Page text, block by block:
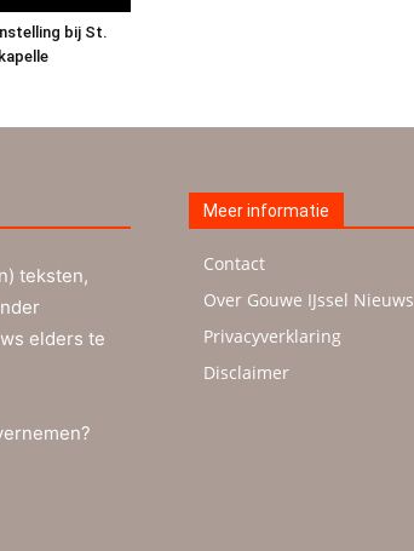
bij St.
teksten,
elders te
Meer informatie
Contact
Over Gouwe IJssel Nieuws
Privacyverklaring
Disclaimer